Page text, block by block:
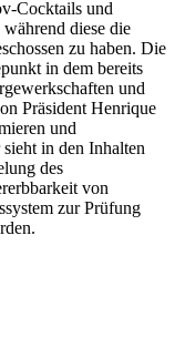
Cocktails und
diese die
zu haben. Die
in dem bereits
und
Präsident Henrique
und
in den Inhalten
des
von
zur Prüfung